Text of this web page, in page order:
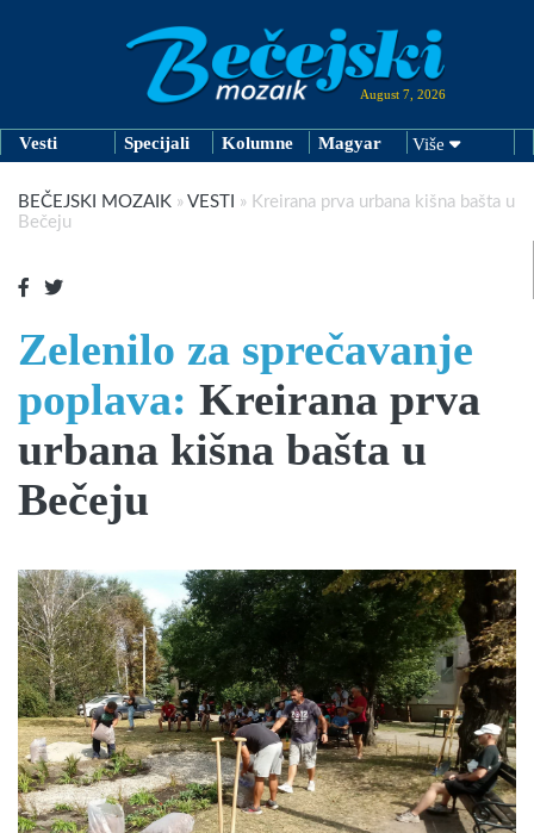
August 7, 2026
Vesti Specijali Kolumne Magyar Više
BEČEJSKI MOZAIK » VESTI » Kreirana prva urbana kišna bašta u
Bečeju
Zelenilo za sprečavanje
poplava: Kreirana prva
urbana kišna bašta u
Bečeju